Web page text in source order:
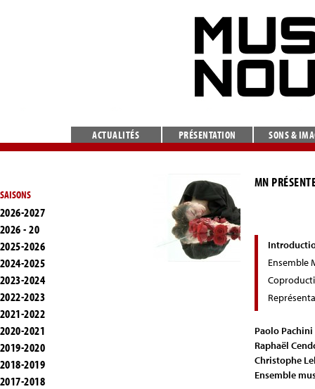
ACTUALITÉS PRÉSENTATION SONS &
SAISONS
2026-2027
2026 - 20
2025-2026
2024-2025
2023-2024
2022-2023
2021-2022
2020-2021
2019-2020
2018-2019
2017-2018
MN
Ensemble
Paolo Pachini
Raphaël
Christophe
Ensemble